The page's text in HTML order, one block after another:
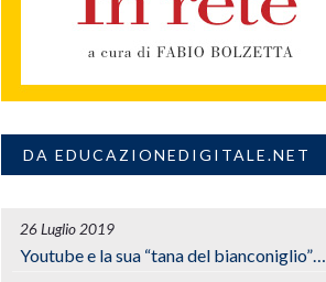
DA EDUCAZIONEDIGITALE.NET
26 Luglio 2019
Youtube e la sua “tana del bianconiglio”…